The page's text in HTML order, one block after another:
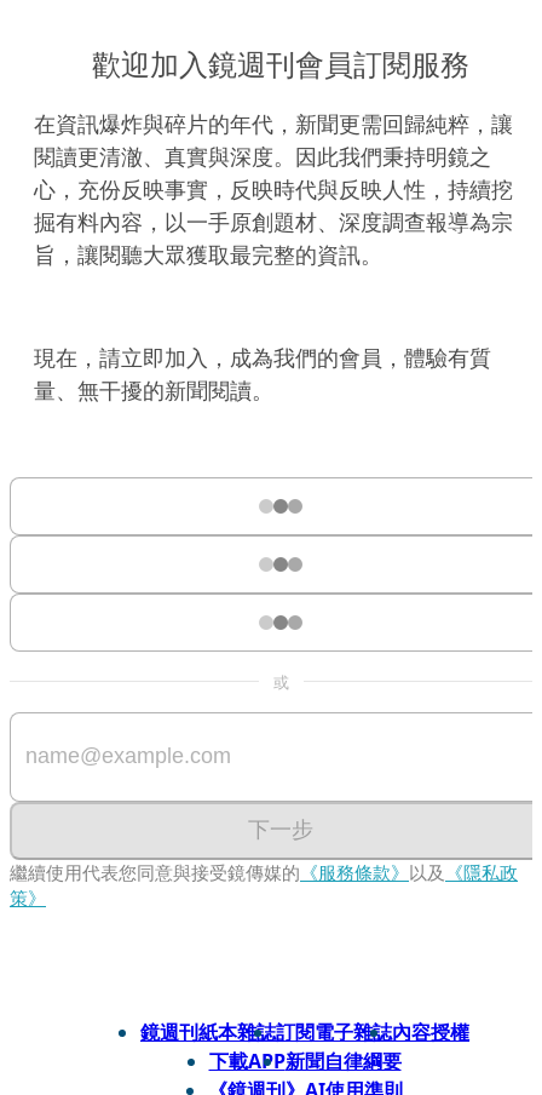
歡迎加入鏡週刊會員訂閱服務
在資訊爆炸與碎片的年代，新聞更需回歸純粹，讓
閱讀更清澈、真實與深度。因此我們秉持明鏡之
心，充份反映事實，反映時代與反映人性，持續挖
掘有料內容，以一手原創題材、深度調查報導為宗
旨，讓閱聽大眾獲取最完整的資訊。
現在，請立即加入，成為我們的會員，體驗有質
量、無干擾的新聞閱讀。
或
下一步
繼續使用代表您同意與接受鏡傳媒的 《服務條款》 以及 《隱私政
策》
鏡週刊紙本雜誌訂閱電子雜誌內容授權
下載APP新聞自律綱要